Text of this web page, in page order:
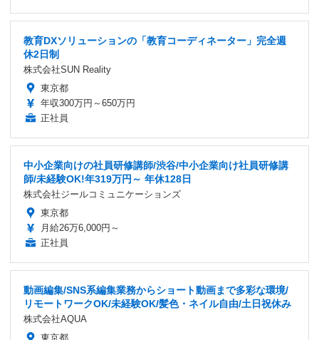
教育DXソリューションの「教育コーディネーター」完全週
休2日制
株式会社SUN Reality
東京都
年収300万円～650万円
正社員
中小企業向けの社員研修講師/渋谷/中小企業向け社員研修講
師/未経験OK!年319万円～ 年休128日
株式会社ジールコミュニケーションズ
東京都
月給26万6,000円～
正社員
動画編集/SNS系編集業務からショート動画まで多彩な環境/
リモートワークOK/未経験OK/髪色・ネイル自由/土日祝休み
株式会社AQUA
東京都